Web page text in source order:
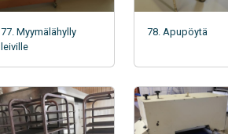
77. Myymälähylly
leiville
78. Apupöytä